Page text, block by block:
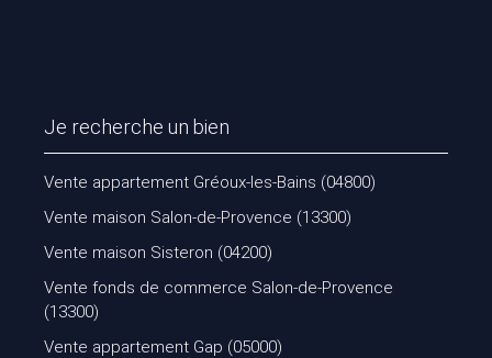
Je recherche un bien
Vente appartement Gréoux-les-Bains (04800)
Vente maison Salon-de-Provence (13300)
Vente maison Sisteron (04200)
Vente fonds de commerce Salon-de-Provence
(13300)
Vente appartement Gap (05000)